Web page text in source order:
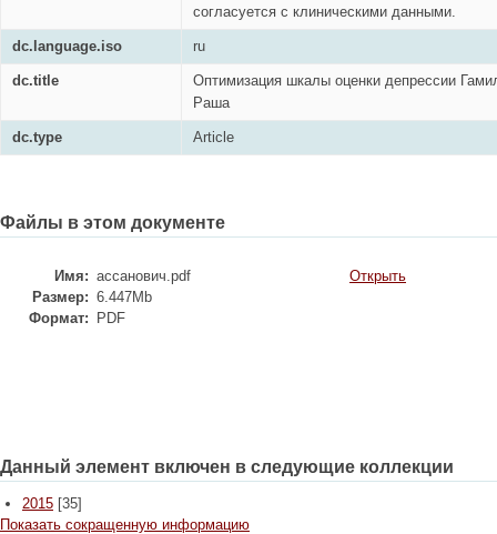
согласуется с клиническими данными.
dc.language.iso ru
dc.title
Оптимизация шкалы оценки депрессии
Раша
dc.type Article
Файлы в этом документе
Имя: ассанович.pdf
Размер: 6.447Mb
Формат:
PDF
Открыть
Данный элемент включен в следующие коллекции
2015 [35]
Показать сокращенную информацию